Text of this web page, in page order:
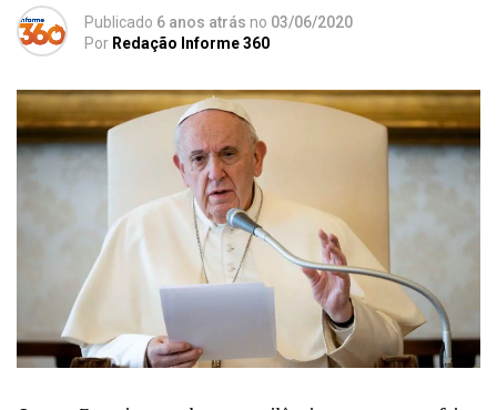
Publicado 6 anos atrás no 03/06/2020
Por Redação Informe 360